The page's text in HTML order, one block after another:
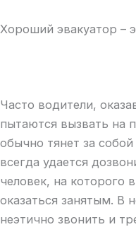
Хороший эвакуатор –
Часто водители,
пытаются вызвать на
обычно тянет за
всегда удается
человек, на которого
оказаться занятым. В
неэтично звонить и